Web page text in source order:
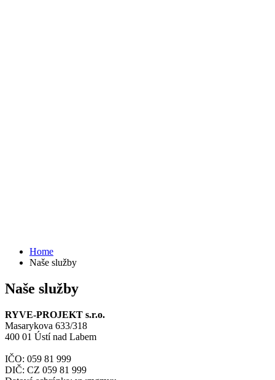
Home
Naše služby
Naše služby
RYVE-PROJEKT s.r.o.
Masarykova 633/318
400 01 Ústí nad Labem
IČO: 059 81 999
DIČ: CZ 059 81 999